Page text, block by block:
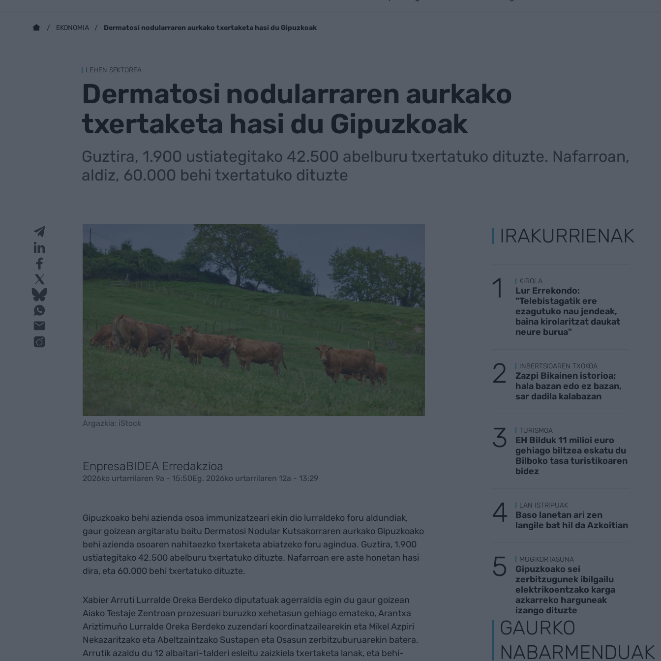
EKONOMIA Dermatosi nodularraren aurkako txertaketa hasi du Gipuzkoak
LEHEN SEKTOREA
Dermatosi nodularraren aurkako
txertaketa hasi du Gipuzkoak
Guztira, 1.900 ustiategitako 42.500 abelburu txertatuko dituzte. Nafarroan,
aldiz, 60.000 behi txertatuko dituzte
Argazkia: iStock
EnpresaBIDEA Erredakzioa
2026ko urtarrilaren 9a - 15:50Eg. 2026ko urtarrilaren 12a - 13:29
Gipuzkoako behi azienda osoa immunizatzeari ekin dio lurraldeko foru aldundiak,
gaur goizean argitaratu baitu Dermatosi Nodular Kutsakorraren aurkako Gipuzkoako
behi azienda osoaren nahitaezko txertaketa abiatzeko foru agindua. Guztira, 1.900
ustiategitako 42.500 abelburu txertatuko dituzte. Nafarroan ere aste honetan hasi
dira, eta 60.000 behi txertatuko dituzte.
Xabier Arruti Lurralde Oreka Berdeko diputatuak agerraldia egin du gaur goizean
Aiako Testaje Zentroan prozesuari buruzko xehetasun gehiago emateko, Arantxa
Ariztimuño Lurralde Oreka Berdeko zuzendari koordinatzailearekin eta Mikel Azpiri
Nekazaritzako eta Abeltzaintzako Sustapen eta Osasun zerbitzuburuarekin batera.
Arrutik azaldu du 12 albaitari-talderi esleitu zaizkiela txertaketa lanak, eta behi-
IRAKURRIENAK
KIROLA
Lur Errekondo:
"Telebistagatik ere
ezagutuko nau jendeak,
baina kirolaritzat daukat
neure burua"
INBERTSIOAREN TXOKOA
Zazpi Bikainen istorioa;
hala bazan edo ez bazan,
sar dadila kalabazan
TURISMOA
EH Bilduk 11 milioi euro
gehiago biltzea eskatu du
Bilboko tasa turistikoaren
bidez
LAN ISTRIPUAK
Baso lanetan ari zen
langile bat hil da Azkoitian
MUGIKORTASUNA
Gipuzkoako sei
zerbitzugunek ibilgailu
elektrikoentzako karga
azkarreko harguneak
izango dituzte
GAURKO
NABARMENDUAK